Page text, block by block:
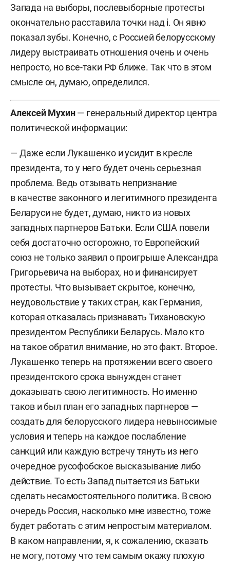
Запада на выборы, послевыборные протесты
окончательно расставила точки над i. Он явно
показал зубы. Конечно, с Россией белорусскому
лидеру выстраивать отношения очень и очень
непросто, но все-таки РФ ближе. Так что в этом
смысле он, думаю, определился.
Алексей Мухин— генеральный директор центра
политической информации:
— Даже если Лукашенко и усидит в кресле
президента, то у него будет очень серьезная
проблема. Ведь отзывать непризнание
в качестве законного и легитимного президента
Беларуси не будет, думаю, никто из новых
западных партнеров Батьки. Если США повели
себя достаточно осторожно, то Европейский
союз не только заявил о проигрыше Александра
Григорьевича на выборах, но и финансирует
протесты. Что вызывает скрытое, конечно,
неудовольствие у таких стран, как Германия,
которая отказалась признавать Тихановскую
президентом Республики Беларусь. Мало кто
на такое обратил внимание, но это факт. Второе.
Лукашенко теперь на протяжении всего своего
президентского срока вынужден станет
доказывать свою легитимность. Но именно
таков и был план его западных партнеров —
создать для белорусского лидера невыносимые
условия и теперь на каждое послабление
санкций или каждую встречу тянуть из него
очередное русофобское высказывание либо
действие. То есть Запад пытается из Батьки
сделать несамостоятельного политика. В свою
очередь Россия, насколько мне известно, тоже
будет работать с этим непростым материалом.
В каком направлении, я, к сожалению, сказать
не могу, потому что тем самым окажу плохую